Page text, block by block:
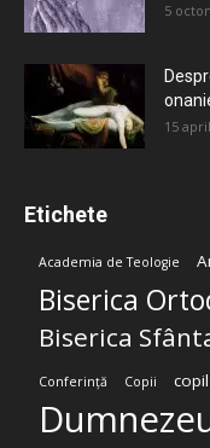
5
15
Etichete
Academia de Teologie
Biserica
Biserica
Conferință Copii copil